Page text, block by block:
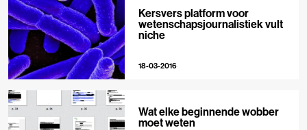
Kersvers platform voor
wetenschapsjournalistiek vult
niche
18-03-2016
Wat elke beginnende wobber
moet weten